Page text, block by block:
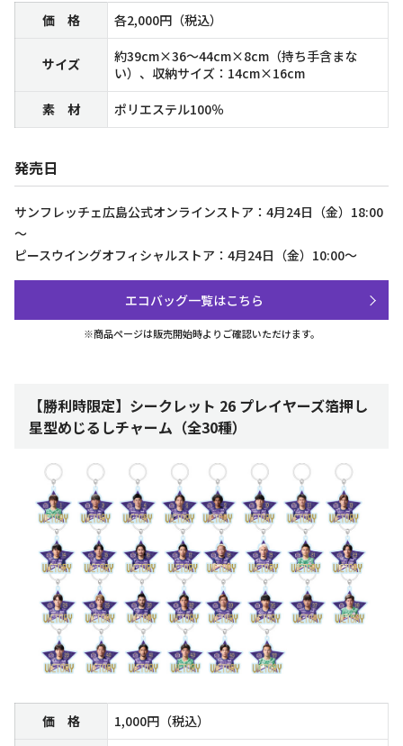
価 格 各2,000円（税込）
サイズ
約39cm×36〜44cm×8cm（持ち手含まな
い）、収納サイズ：14cm×16cm
素 材
ポリエステル100％
発売日
サンフレッチェ広島公式オンラインストア：4月24日（金）18:00
～
ピースウイングオフィシャルストア：4月24日（金）10:00～
エコバッグ一覧はこちら
※商品ページは販売開始時よりご確認いただけます。
【勝利時限定】シークレット 26 プレイヤーズ箔押し
星型めじるしチャーム（全30種）
価 格 1,000円（税込）